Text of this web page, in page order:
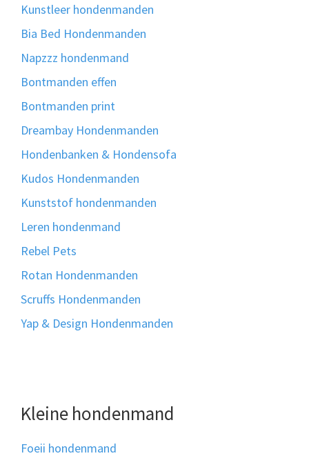
Kunstleer hondenmanden
Bia Bed Hondenmanden
Napzzz hondenmand
Bontmanden effen
Bontmanden print
Dreambay Hondenmanden
Hondenbanken & Hondensofa
Kudos Hondenmanden
Kunststof hondenmanden
Leren hondenmand
Rebel Pets
Rotan Hondenmanden
Scruffs Hondenmanden
Yap & Design Hondenmanden
Kleine hondenmand
Foeii hondenmand